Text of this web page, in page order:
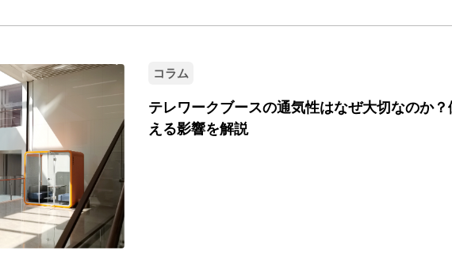
コラム
テレワークブースの通気性はなぜ大切なのか
える影響を解説